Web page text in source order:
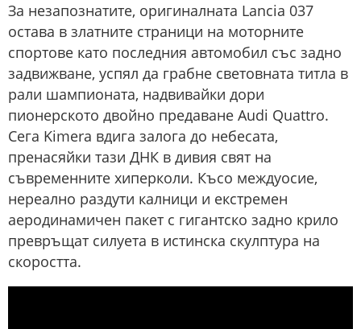
За незапознатите, оригиналната Lancia 037
остава в златните страници на моторните
спортове като последния автомобил със задно
задвижване, успял да грабне световната титла в
рали шампионата, надвивайки дори
пионерското двойно предаване Audi Quattro.
Сега Kimera вдига залога до небесата,
пренасяйки тази ДНК в дивия свят на
съвременните хиперколи. Късо междуосие,
нереално раздути калници и екстремен
аеродинамичен пакет с гигантско задно крило
превръщат силуета в истинска скулптура на
скоростта.